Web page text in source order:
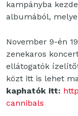
kampányba
albumából,
November 9-én
zenekaros
ellátogatók
közt itt is lehet
kaphatók itt:
cannibals